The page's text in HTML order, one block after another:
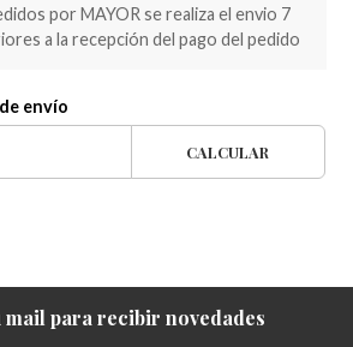
por MAYOR se realiza el envio 7
a la recepción del pago del pedido
envío
CALCULAR
mail para recibir novedades